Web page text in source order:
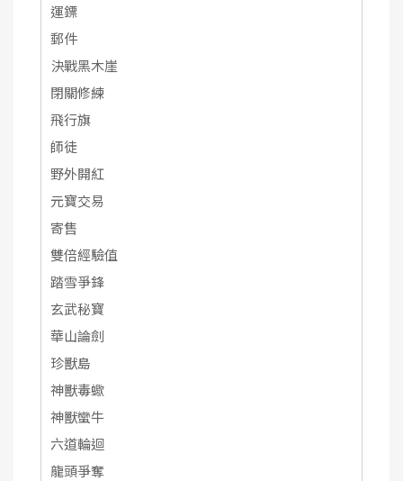
運鏢
郵件
決戰黑木崖
閉關修練
飛行旗
師徒
野外開紅
元寶交易
寄售
雙倍經驗值
踏雪爭鋒
玄武秘寶
華山論劍
珍獸島
神獸毒蠍
神獸蠻牛
六道輪迴
龍頭爭奪